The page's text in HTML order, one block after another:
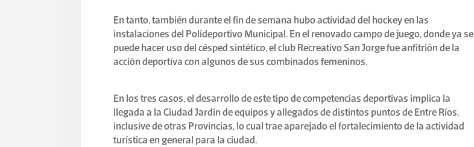
En tanto, también durante el fin de semana hubo actividad del hockey en las
instalaciones del Polideportivo Municipal. En el renovado campo de juego, donde ya se
puede hacer uso del césped sintético, el club Recreativo San Jorge fue anfitrión de la
acción deportiva con algunos de sus combinados femeninos.
En los tres casos, el desarrollo de este tipo de competencias deportivas implica la
llegada a la Ciudad Jardín de equipos y allegados de distintos puntos de Entre Ríos,
inclusive de otras Provincias, lo cual trae aparejado el fortalecimiento de la actividad
turística en general para la ciudad.